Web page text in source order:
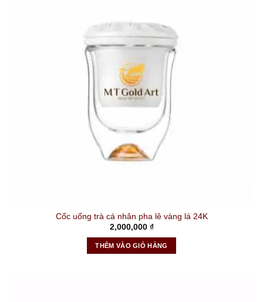
Cốc uống trà cá nhân pha lê vàng lá 24K
2,000,000 ₫
THÊM VÀO GIỎ HÀNG